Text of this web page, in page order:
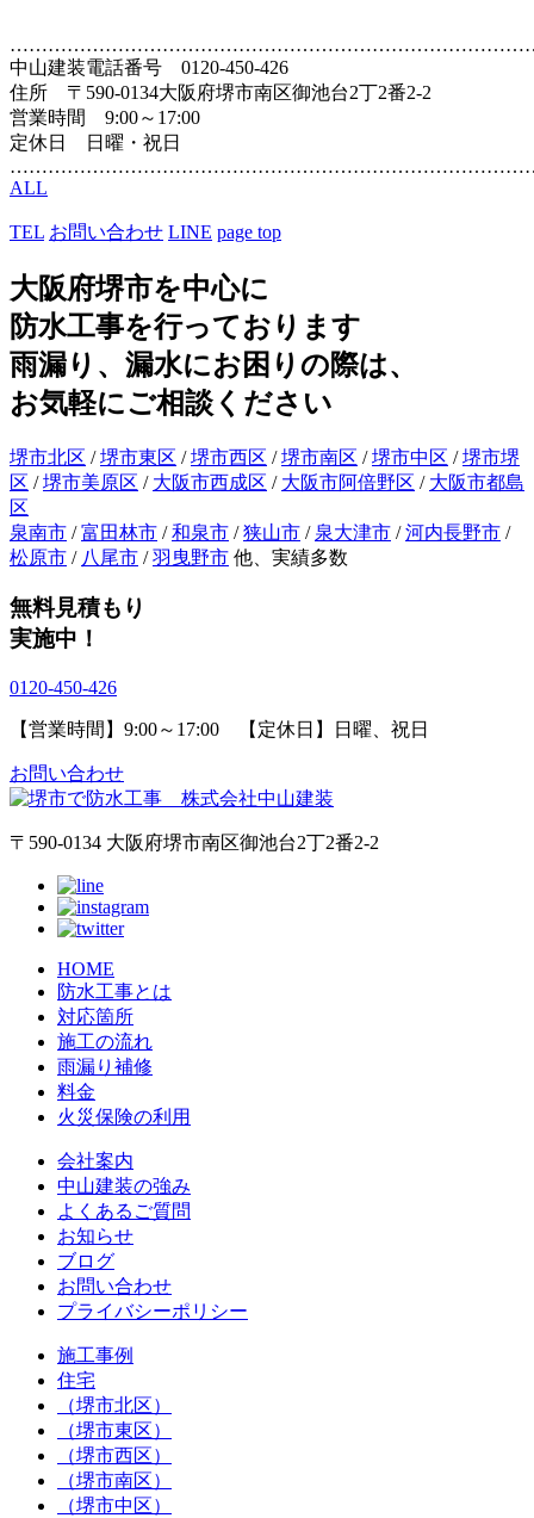
中山建装電話番号 0120-450-426
住所 〒590-0134大阪府堺市南区御池台2丁2番2-2
営業時間 9:00～17:00
定休日 日曜・祝日
ALL
TEL お問い合わせ LINE page top
大阪府堺市を中心に
防水工事を行っております
雨漏り、漏水にお困りの際は、
お気軽にご相談ください
堺市北区 /堺市東区 /堺市西区 /堺市南区 /堺市中区 /堺市堺
区 /堺市美原区 / 大阪市西成区 / 大阪市阿倍野区 / 大阪市都島
区
泉南市 /富田林市 /和泉市 /狭山市 / 泉大津市 /河内長野市 /
松原市 / 八尾市 /羽曳野市 他、実績多数
無料見積もり
実施中！
0120-450-426
【営業時間】9:00～17:00 【定休日】日曜、祝日
お問い合わせ
〒590-0134 大阪府堺市南区御池台2丁2番2-2
HOME
防水工事とは
対応箇所
施工の流れ
雨漏り補修
料金
火災保険の利用
会社案内
中山建装の強み
よくあるご質問
お知らせ
ブログ
お問い合わせ
プライバシーポリシー
施工事例
住宅
（堺市北区）
（堺市東区）
（堺市西区）
（堺市南区）
（堺市中区）